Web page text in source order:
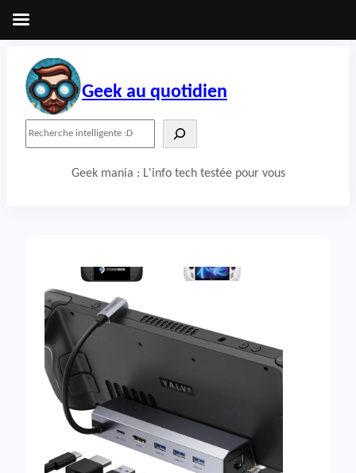
contenu
Geek au quotidien
Geek mania : L'info tech testée pour vous